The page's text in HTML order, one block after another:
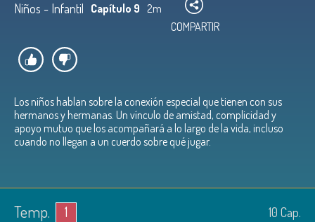
Niños - Infantil Capítulo 9 2m
COMPARTIR
Los niños hablan sobre la conexión especial que tienen con sus
hermanos y hermanas. Un vínculo de amistad, complicidad y
apoyo mutuo que los acompañará a lo largo de la vida, incluso
cuando no llegan a un cuerdo sobre qué jugar.
Temp. 1 10 Cap.